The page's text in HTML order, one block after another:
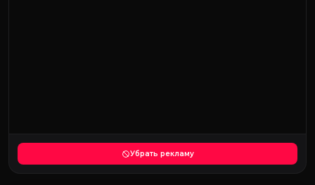
Убрать рекламу